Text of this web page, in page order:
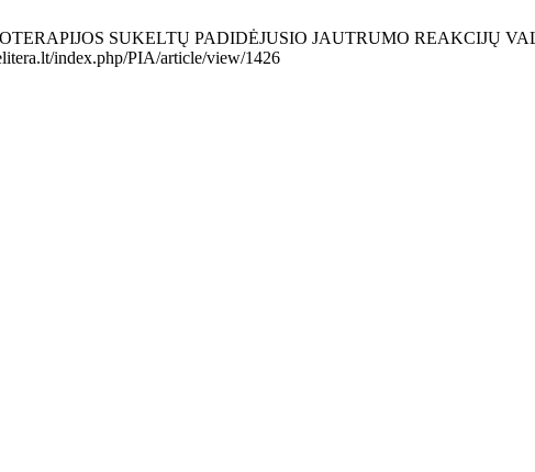
SUKELTŲ PADIDĖJUSIO JAUTRUMO REAKCIJŲ
index.php/PIA/article/view/1426